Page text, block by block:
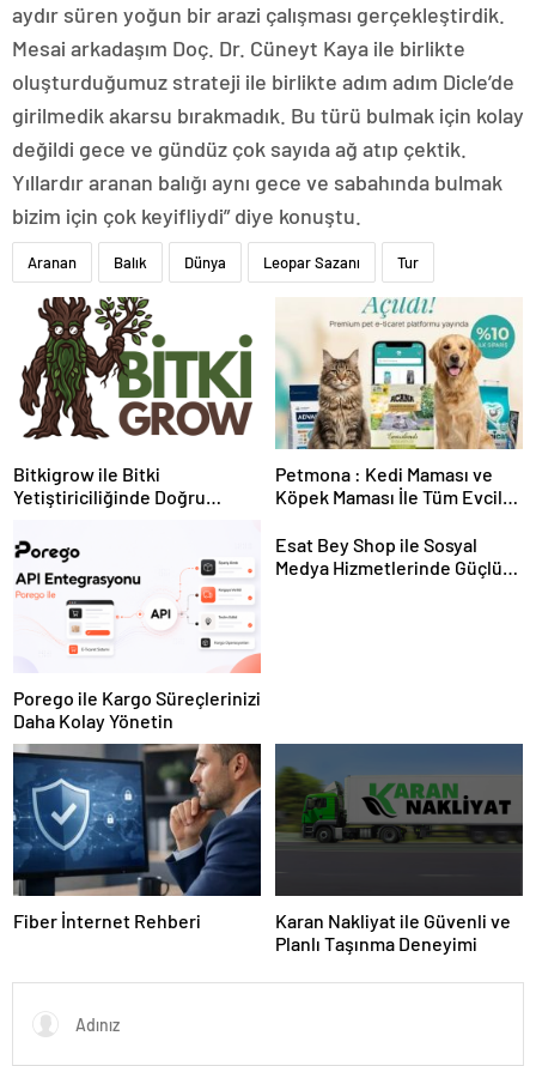
aydır süren yoğun bir arazi çalışması gerçekleştirdik.
Mesai arkadaşım Doç. Dr. Cüneyt Kaya ile birlikte
oluşturduğumuz strateji ile birlikte adım adım Dicle’de
girilmedik akarsu bırakmadık. Bu türü bulmak için kolay
değildi gece ve gündüz çok sayıda ağ atıp çektik.
Yıllardır aranan balığı aynı gece ve sabahında bulmak
bizim için çok keyifliydi” diye konuştu.
Aranan Balık Dünya Leopar Sazanı Tur
Bitkigrow ile Bitki
Yetiştiriciliğinde Doğru
Petmona : Kedi Maması ve
Köpek Maması İle Tüm Evcil
Porego ile Kargo Süreçlerinizi
Daha Kolay Yönetin
Esat Bey Shop ile Sosyal
Medya Hizmetlerinde Güçlü
Fiber İnternet Rehberi
Karan Nakliyat ile Güvenli ve
Planlı Taşınma Deneyimi